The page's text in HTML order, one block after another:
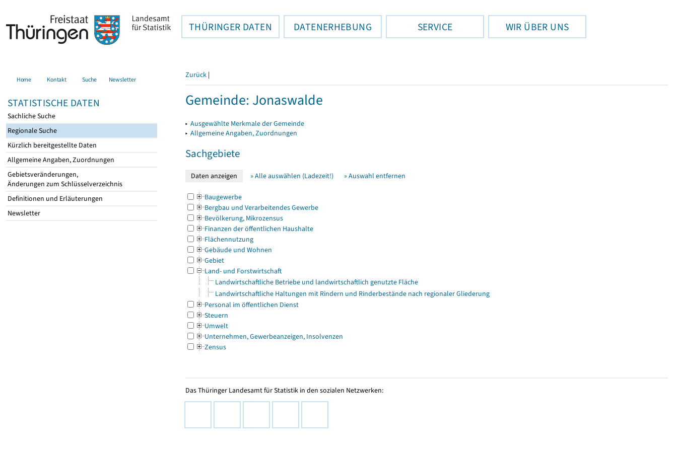
THÜRINGER DATEN DATENERHEBUNG SERVICE WIR ÜBER UNS
Home Kontakt Suche Newsletter
STATISTISCHE DATEN
Sachliche Suche
Regionale Suche
Kürzlich bereitgestellte Daten
Allgemeine Angaben, Zuordnungen
Gebietsveränderungen,
Änderungen zum Schlüsselverzeichnis
Definitionen und Erläuterungen
Newsletter
Zurück |
Gemeinde: Jonaswalde
▸ Ausgewählte Merkmale der Gemeinde
▸ Allgemeine Angaben, Zuordnungen
Sachgebiete
» Alle auswählen (Ladezeit!) » Auswahl entfernen
Baugewerbe
Bergbau und Verarbeitendes Gewerbe
Bevölkerung, Mikrozensus
Finanzen der öffentlichen Haushalte
Flächennutzung
Gebäude und Wohnen
Gebiet
Land- und Forstwirtschaft
Landwirtschaftliche Betriebe und landwirtschaftlich genutzte Fläche
Landwirtschaftliche Haltungen mit Rindern und Rinderbestände nach regionaler Gliederung
Personal im öffentlichen Dienst
Steuern
Umwelt
Unternehmen, Gewerbeanzeigen, Insolvenzen
Zensus
Das Thüringer Landesamt für Statistik in den sozialen Netzwerken: